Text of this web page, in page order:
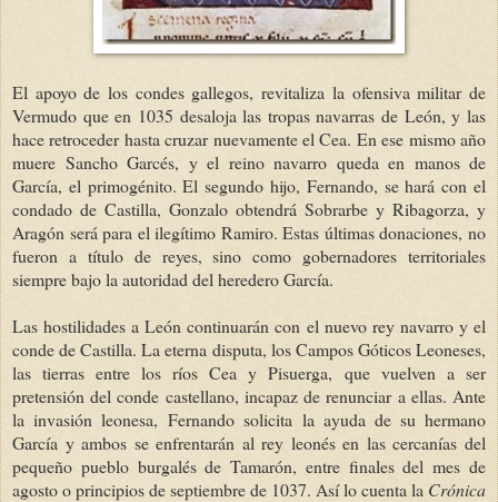
El apoyo de los condes gallegos, revitaliza la ofensiva militar de
Vermudo que en 1035 desaloja las tropas navarras de León, y las
hace retroceder hasta cruzar nuevamente el Cea. En ese mismo año
muere Sancho Garcés, y el reino navarro queda en manos de
García, el primogénito. El segundo hijo, Fernando, se hará con el
condado de Castilla, Gonzalo obtendrá Sobrarbe y Ribagorza, y
Aragón será para el ilegítimo Ramiro. Estas últimas donaciones, no
fueron a título de reyes, sino como gobernadores territoriales
siempre bajo la autoridad del heredero García.
Las hostilidades a León continuarán con el nuevo rey navarro y el
conde de Castilla. La eterna disputa, los Campos Góticos Leoneses,
las tierras entre los ríos Cea y Pisuerga, que vuelven a ser
pretensión del conde castellano, incapaz de renunciar a ellas. Ante
la invasión leonesa, Fernando solicita la ayuda de su hermano
García y ambos se enfrentarán al rey leonés en las cercanías del
pequeño pueblo burgalés de Tamarón, entre finales del mes de
agosto o principios de septiembre de 1037. Así lo cuenta la Crónica